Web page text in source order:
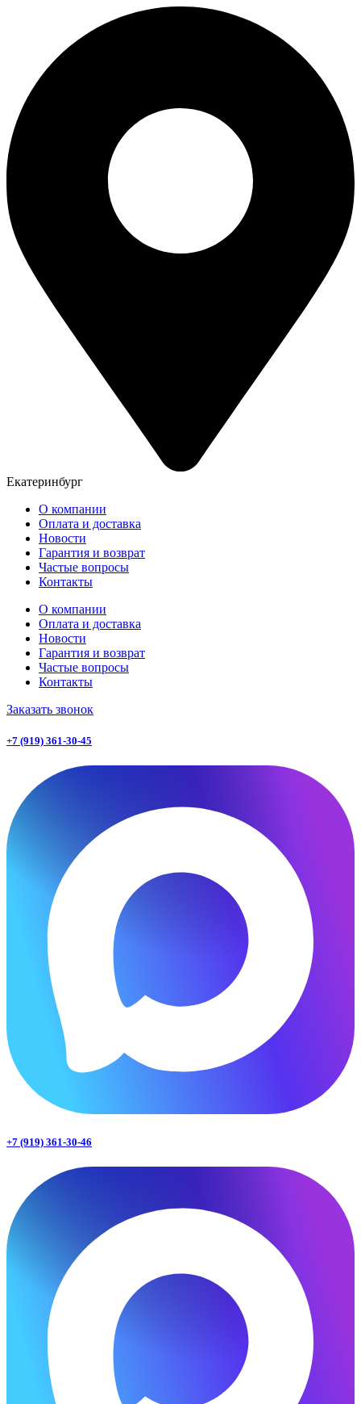
содержимому
Екатеринбург
О компании
Оплата и доставка
Новости
Гарантия и возврат
Частые вопросы
Контакты
О компании
Оплата и доставка
Новости
Гарантия и возврат
Частые вопросы
Контакты
Заказать звонок
+7 (919) 361-30-45
+7 (919) 361-30-46